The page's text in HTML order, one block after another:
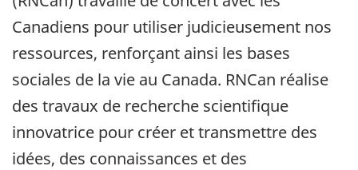
Canadiens pour utiliser judicieusement nos
ressources, renforçant ainsi les bases
sociales de la vie au Canada. RNCan réalise
des travaux de recherche scientifique
innovatrice pour créer et transmettre des
idées, des connaissances et des